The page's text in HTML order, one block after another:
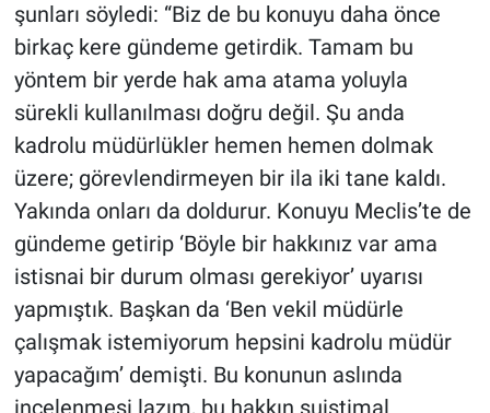
şunları söyledi: “Biz de bu konuyu daha önce
birkaç kere gündeme getirdik. Tamam bu
yöntem bir yerde hak ama atama yoluyla
sürekli kullanılması doğru değil. Şu anda
kadrolu müdürlükler hemen hemen dolmak
üzere; görevlendirmeyen bir ila iki tane kaldı.
Yakında onları da doldurur. Konuyu Meclis’te de
gündeme getirip ‘Böyle bir hakkınız var ama
istisnai bir durum olması gerekiyor’ uyarısı
yapmıştık. Başkan da ‘Ben vekil müdürle
çalışmak istemiyorum hepsini kadrolu müdür
yapacağım’ demişti. Bu konunun aslında
incelenmesi lazım, bu hakkın suistimal